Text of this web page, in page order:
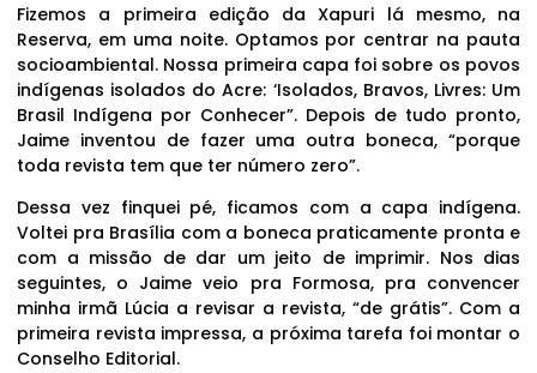
Fizemos a primeira edição da Xapuri lá mesmo, na
Reserva, em uma noite. Optamos por centrar na pauta
socioambiental. Nossa primeira capa foi sobre os povos
indígenas isolados do Acre: ‘Isolados, Bravos, Livres: Um
Brasil Indígena por Conhecer”. Depois de tudo pronto,
Jaime inventou de fazer uma outra boneca, “porque
toda revista tem que ter número zero”.
Dessa vez finquei pé, ficamos com a capa indígena.
Voltei pra Brasília com a boneca praticamente pronta e
com a missão de dar um jeito de imprimir. Nos dias
seguintes, o Jaime veio pra Formosa, pra convencer
minha irmã Lúcia a revisar a revista, “de grátis”. Com a
primeira revista impressa, a próxima tarefa foi montar o
Conselho Editorial.